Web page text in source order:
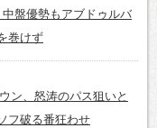
中盤優勢もアブドゥルバ
巻けず
ン、怒涛のパス狙いと
フ破る番狂わせ